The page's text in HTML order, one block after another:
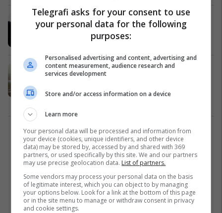
As miliardat nuk e largojnë varësinë
e Kosovës nga thëngjilli
Energjetika 28/01/2022
Momenti kur shpërthimi shkatërroi
katër kulla ftohëse të termocentralit
në Angli
1
Telegrafi asks for your consent to use
your personal data for the following
purposes:
Personalised advertising and content, advertising and
content measurement, audience research and
services development
Store and/or access information on a device
Learn more
Your personal data will be processed and information from
your device (cookies, unique identifiers, and other device
data) may be stored by, accessed by and shared with 369
partners, or used specifically by this site. We and our partners
may use precise geolocation data. List of partners.
Some vendors may process your personal data on the basis
of legitimate interest, which you can object to by managing
your options below. Look for a link at the bottom of this page
or in the site menu to manage or withdraw consent in privacy
and cookie settings.